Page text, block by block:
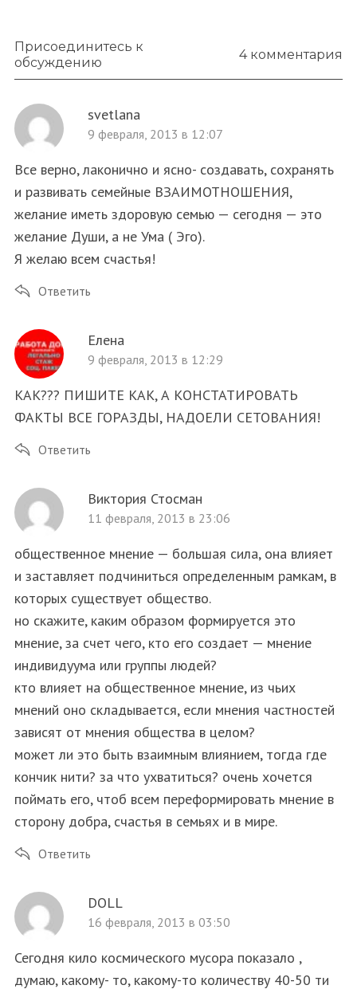
Присоединитесь к
обсуждению
4 комментария
svetlana
9 февраля, 2013 в 12:07
Все верно, лаконично и ясно- создавать, сохранять
и развивать семейные ВЗАИМОТНОШЕНИЯ,
желание иметь здоровую семью — сегодня — это
желание Души, а не Ума ( Эго).
Я желаю всем счастья!
Ответить
Елена
9 февраля, 2013 в 12:29
КАК??? ПИШИТЕ КАК, А КОНСТАТИРОВАТЬ
ФАКТЫ ВСЕ ГОРАЗДЫ, НАДОЕЛИ СЕТОВАНИЯ!
Ответить
Виктория Стосман
11 февраля, 2013 в 23:06
общественное мнение — большая сила, она влияет
и заставляет подчиниться определенным рамкам, в
которых существует общество.
но скажите, каким образом формируется это
мнение, за счет чего, кто его создает — мнение
индивидуума или группы людей?
кто влияет на общественное мнение, из чьих
мнений оно складывается, если мнения частностей
зависят от мнения общества в целом?
может ли это быть взаимным влиянием, тогда где
кончик нити? за что ухватиться? очень хочется
поймать его, чтоб всем переформировать мнение в
сторону добра, счастья в семьях и в мире.
Ответить
DOLL
16 февраля, 2013 в 03:50
Сегодня кило космического мусора показало ,
думаю, какому- то, какому-то количеству 40-50 ти
r
: